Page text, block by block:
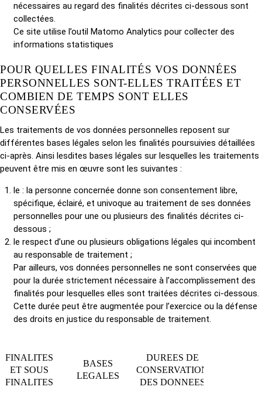
nécessaires au regard des finalités décrites ci-dessous sont
collectées.
Ce site utilise l’outil Matomo Analytics pour collecter des
informations statistiques
POUR QUELLES FINALITÉS VOS DONNÉES
PERSONNELLES SONT-ELLES TRAITÉES ET
COMBIEN DE TEMPS SONT ELLES
CONSERVÉES
Les traitements de vos données personnelles reposent sur
différentes bases légales selon les finalités poursuivies détaillées
ci-après. Ainsi lesdites bases légales sur lesquelles les traitements
peuvent être mis en œuvre sont les suivantes :
le : la personne concernée donne son consentement libre,
spécifique, éclairé, et univoque au traitement de ses données
personnelles pour une ou plusieurs des finalités décrites ci-
dessous ;
le respect d’une ou plusieurs obligations légales qui incombent
au responsable de traitement ;
Par ailleurs, vos données personnelles ne sont conservées que
pour la durée strictement nécessaire à l’accomplissement des
finalités pour lesquelles elles sont traitées décrites ci-dessous.
Cette durée peut être augmentée pour l’exercice ou la défense
des droits en justice du responsable de traitement.
FINALITES
ET SOUS
FINALITES
BASES
LEGALES
DUREES DE
CONSERVATION
DES DONNEES